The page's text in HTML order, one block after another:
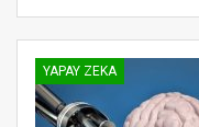
YAPAY ZEKA